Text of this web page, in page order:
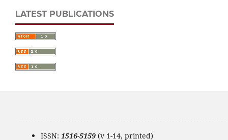
LATEST PUBLICATIONS
ISSN: 1516-5159 (v 1-14, printed)